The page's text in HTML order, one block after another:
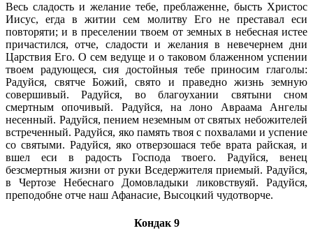
Весь сладость и желание тебе, преблаженне, бысть Христос
Иисус, егда в житии сем молитву Его не преставал еси
повторяти; и в преселении твоем от земных в небесная истее
причастился, отче, сладости и желания в невечернем дни
Царствия Его. О сем ведуще и о таковом блаженном успении
твоем радующеся, сия достойныя тебе приносим глаголы:
Радуйся, святче Божий, свято и праведно жизнь земную
совершивый. Радуйся, во благоухании святыни сном
смертным опочивый. Радуйся, на лоно Авраама Ангелы
несенный. Радуйся, пением неземным от святых небожителей
встреченный. Радуйся, яко память твоя с похвалами и успение
со святыми. Радуйся, яко отверзошася тебе врата райская, и
вшел еси в радость Господа твоего. Радуйся, венец
безсмертныя жизни от руки Вседержителя приемый. Радуйся,
в Чертозе Небеснаго Домовладыки ликовствуяй. Радуйся,
преподобне отче наш Афанасие, Высоцкий чудотворче.
Кондак 9